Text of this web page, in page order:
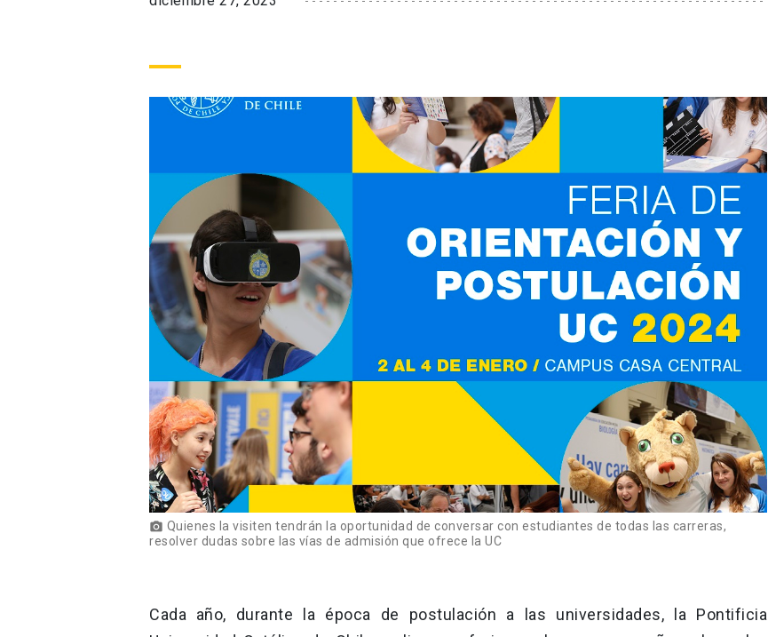
photo_camera Quienes la visiten tendrán la oportunidad de conversar con estudiantes de todas las carreras,
resolver dudas sobre las vías de admisión que ofrece la UC
Cada año, durante la época de postulación a las universidades, la Pontificia